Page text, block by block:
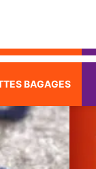
BAGAGES